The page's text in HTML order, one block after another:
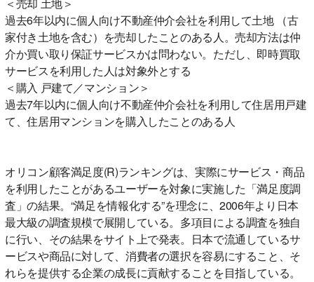
＜売却 土地＞
過去6年以内に個人向け不動産仲介会社を利用して土地 （古
家付き土地を含む）を売却したことのある人。売却方法は仲
介か買い取り保証サービスかは問わない。ただし、即時買取
サービスを利用した人は対象外とする
＜購入 戸建て／マンション＞
過去7年以内に個人向け不動産仲介会社を利用して住居用戸建
て、住居用マンションを購入したことのある人
オリコン顧客満足度(R)ランキングは、実際にサービス・商品
を利用したことがあるユーザーを対象に実施した「満足度調
査」の結果。“満足を情報化する”を理念に、2006年より日本
最大級の調査規模で展開している。多項目による調査を独自
に行い、その結果をサイト上で発表。日本で流通しているサ
ービスや商品に対して、消費者の選択を容易にすること、そ
れらを提供する企業の成長に貢献することを目指している。